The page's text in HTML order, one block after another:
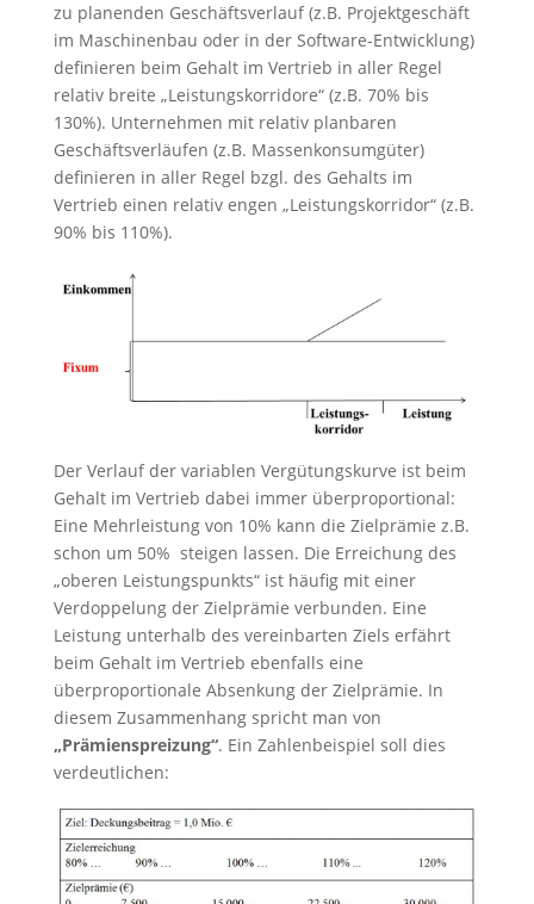
zu planenden Geschäftsverlauf (z.B. Projektgeschäft
im Maschinenbau oder in der Software-Entwicklung)
definieren beim Gehalt im Vertrieb in aller Regel
relativ breite „Leistungskorridore“ (z.B. 70% bis
130%). Unternehmen mit relativ planbaren
Geschäftsverläufen (z.B. Massenkonsumgüter)
definieren in aller Regel bzgl. des Gehalts im
Vertrieb einen relativ engen „Leistungskorridor“ (z.B.
90% bis 110%).
Der Verlauf der variablen Vergütungskurve ist beim
Gehalt im Vertrieb dabei immer überproportional:
Eine Mehrleistung von 10% kann die Zielprämie z.B.
schon um 50% steigen lassen. Die Erreichung des
„oberen Leistungspunkts“ ist häufig mit einer
Verdoppelung der Zielprämie verbunden. Eine
Leistung unterhalb des vereinbarten Ziels erfährt
beim Gehalt im Vertrieb ebenfalls eine
überproportionale Absenkung der Zielprämie. In
diesem Zusammenhang spricht man von
„Prämienspreizung“. Ein Zahlenbeispiel soll dies
verdeutlichen: